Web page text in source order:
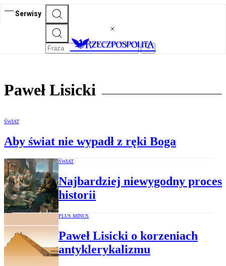
Serwisy
Paweł Lisicki
ŚWIAT
Aby świat nie wypadł z ręki Boga
ŚWIAT
Najbardziej niewygodny proces
historii
PLUS MINUS
Paweł Lisicki o korzeniach
antyklerykalizmu